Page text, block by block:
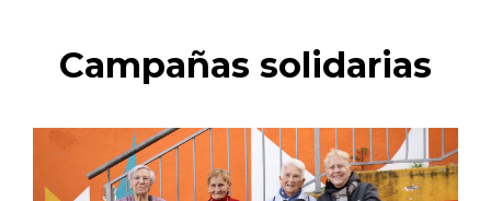
Campañas solidarias